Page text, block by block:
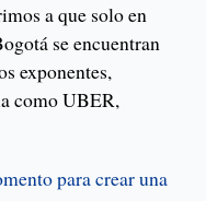
a que solo en
se encuentran
exponentes,
como UBER,
para crear una